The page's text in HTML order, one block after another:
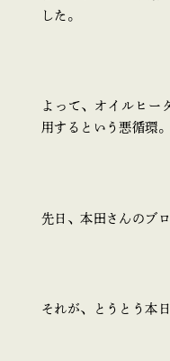
した。
よって、オイルヒー
用するという悪循環。
先日、本田さんのブ
それが、とうとう本